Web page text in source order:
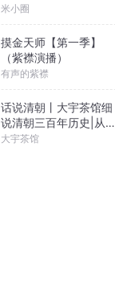
米小圈
摸金天师【第一季】
（紫襟演播）
有声的紫襟
话说清朝丨大宇茶馆细
说清朝三百年历史|从努
尔哈赤到末代皇帝溥仪|
大宇茶馆